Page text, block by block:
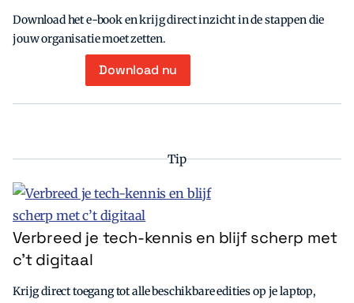
Download het e-book en krijg direct inzicht in de stappen die
jouw organisatie moet zetten.
Download nu
Tip
Verbreed je tech-kennis en blijf scherp met
c’t digitaal
Krijg direct toegang tot alle beschikbare edities op je laptop,